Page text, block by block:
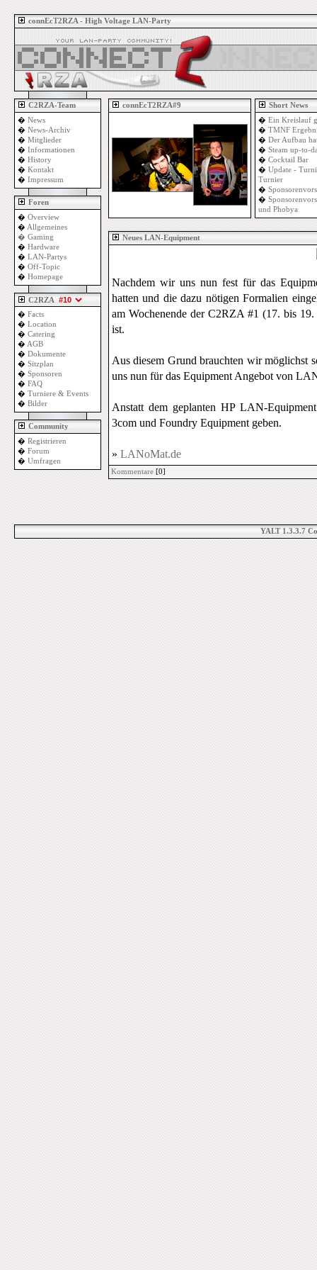
connEcT2RZA - High Voltage LAN-Party
C2RZA-Team
� News
� News-Archiv
� Mitglieder
� Informationen
� History
� Kontakt
� Impressum
Foren
� Overview
� Allgemeines
� Gaming
� Hardware
� LAN-Partys
� Off-Topic
� Homepage
C2RZA
� Facts
� Location
� Catering
� AGB
� Dokumente
� Sitzplan
� Sponsoren
� FAQ
� Turniere & Events
� Bilder
Community
� Registrieren
� Forum
� Umfragen
connEcT2RZA#9
Short News
� Ein Kreislauf
� TMNF
� Der Aufbau
� Steam up-to-
� Cocktail Bar
� Update -
Turnier
�
�
und Phobya
Neues LAN-Equipment
Nachdem wir uns nun fest für das
hatten und die dazu nötigen Formalien
am Wochenende der C2RZA #1 (17. bis
ist.
Aus diesem Grund brauchten wir möglichst
uns nun für das Equipment Angebot von
Anstatt dem geplanten HP LAN-
3com und Foundry Equipment geben.
» LANoMat.de
Kommentare [0]
YALT 1.3.3.7